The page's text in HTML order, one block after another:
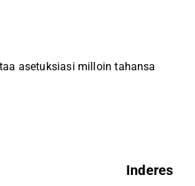
asetuksiasi milloin tahansa
Inderes